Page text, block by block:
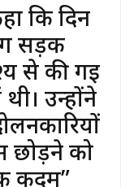
कि दिन
सड़क
से की गई
उन्होंने
छोड़ने को
कदम”